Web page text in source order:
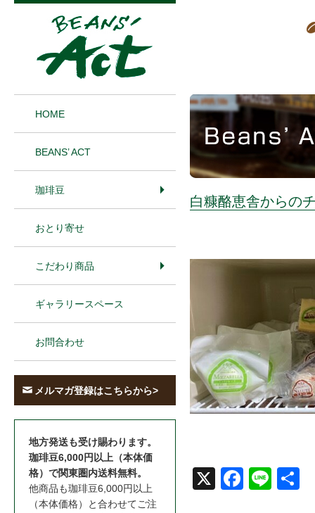
白糠酪恵舎からの
Face
Line
HOME
BEANS’ ACT
珈琲豆
おとり寄せ
こだわり商品
ギャラリースペース
お問合わせ
メルマガ登録はこちらから>
地方発送も受け賜わります。
珈琲豆6,000円以上（本体価
格）で関東圏内送料無料。
他商品も珈琲豆6,000円以上
（本体価格）と合わせてご注